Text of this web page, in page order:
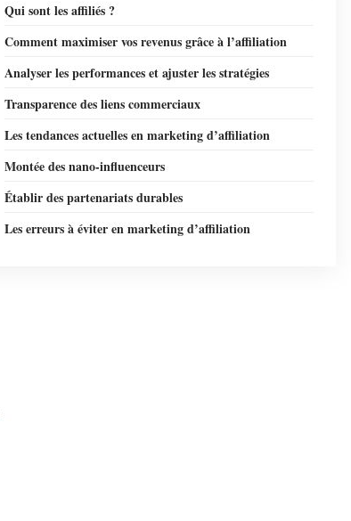
Qui sont les affiliés ?
Comment maximiser vos revenus grâce à l’affiliation
Analyser les performances et ajuster les stratégies
Transparence des liens commerciaux
Les tendances actuelles en marketing d’affiliation
Montée des nano-influenceurs
Établir des partenariats durables
Les erreurs à éviter en marketing d’affiliation